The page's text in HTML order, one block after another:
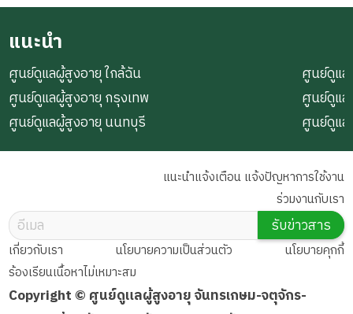
แนะนำ
ศูนย์ดูแลผู้สูงอายุ ใกล้ฉัน
ศูนย์ดูแลผู้สูงอายุ กรุงเทพ
ศูนย์ดูแลผู้สูงอายุ นนทบุรี
ศูนย์ดูแ
ศูนย์ดูแ
ศูนย์ดูแ
Copyright © ศูนย์ดูแลผู้สูงอายุ จันทรเกษม-จตุจักร-
เกี่ยวกับเรา นโยบายความเป็นส่วนตัว
นโยบายคุกกี้
ร้องเรียนเนื้อหาไม่เหมาะสม
แนะนำแจ้งเตือน แจ้งปัญหาการใช้งาน
ร่วมงานกับเรา
รับข่าวสาร